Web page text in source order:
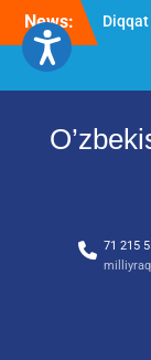
Skip
content
News:
Diqqat
71 215